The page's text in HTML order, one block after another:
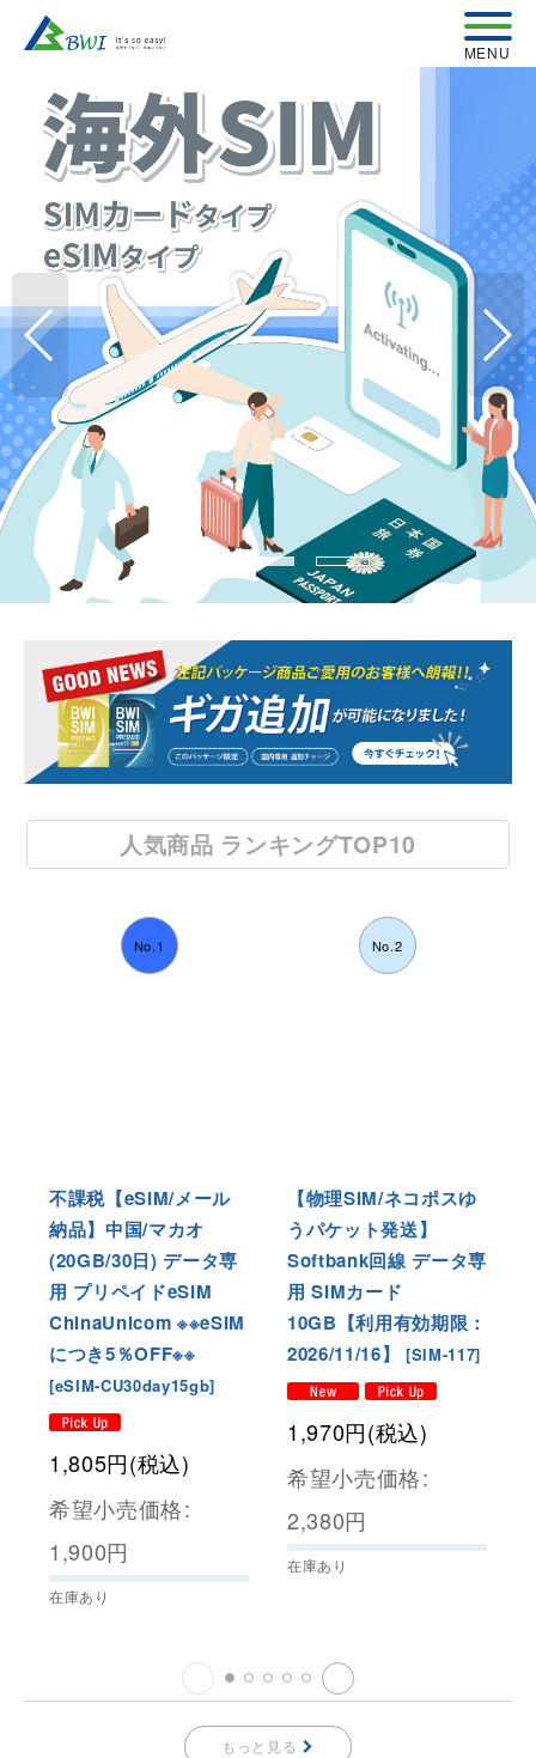
人気商品 ランキングTOP10
No.1
不課税【eSIM/メール
納品】中国/マカオ
(20GB/30日) データ専
用 プリペイドeSIM
ChinaUnicom ※※eSIM
につき5％OFF※※
[eSIM-CU30day15gb]
1,805円(税込)
希望小売価格:
1,900円
在庫あり
No.2
【物理SIM/ネコポスゆ
うパケット発送】
Softbank回線 データ専
用 SIMカード
10GB【利用有効期限：
2026/11/16】
[SIM-117]
1,970円(税込)
希望小売価格:
2,380円
在庫あり
もっと見る